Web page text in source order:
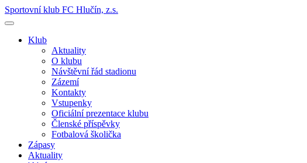
Sportovní klub FC Hlučín, z.s.
Klub
Aktuality
O klubu
Návštěvní řád stadionu
Zázemí
Kontakty
Vstupenky
Oficiální prezentace klubu
Členské příspěvky
Fotbalová školička
Zápasy
Aktuality